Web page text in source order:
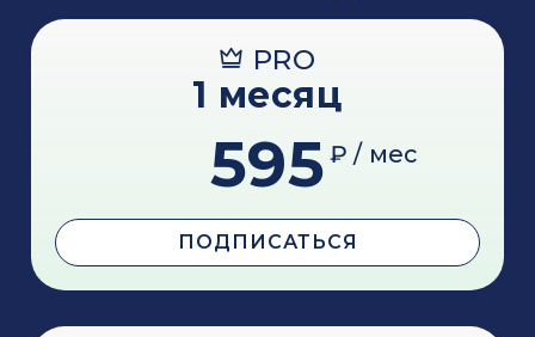
PRO
1 месяц
595 ₽ / мес
ПОДПИСАТЬСЯ